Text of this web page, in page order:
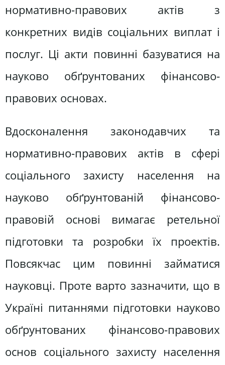
нормативно-правових актів з
конкретних видів соціальних виплат і
послуг. Ці акти повинні базуватися на
науково обґрунтованих фінансово-
правових основах.
Вдосконалення законодавчих та
нормативно-правових актів в сфері
соціального захисту населення на
науково обґрунтованій фінансово-
правовій основі вимагає ретельної
підготовки та розробки їх проектів.
Повсякчас цим повинні займатися
науковці. Проте варто зазначити, що в
Україні питаннями підготовки науково
обґрунтованих фінансово-правових
основ соціального захисту населення